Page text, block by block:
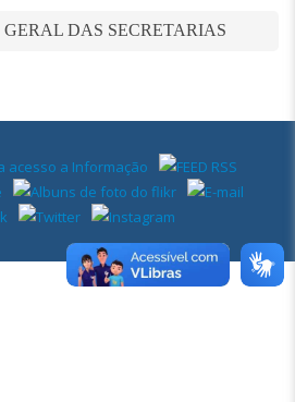
DAS SECRETARIAS